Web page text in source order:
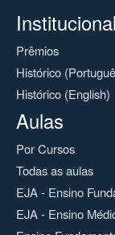
Institucional
Prêmios
Histórico
Histórico (English)
Aulas
Por Cursos
Todas as aulas
EJA - Ensino
EJA - Ensino